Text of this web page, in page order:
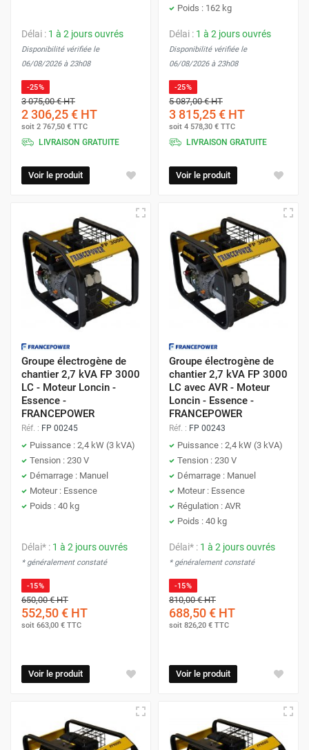
Délai : 1 à 2 jours ouvrés
Disponibilité vérifiée le
06/08/2026 à 23h08
-25%
3 075,00 €HT
2 306,25 € HT
soit 2 767,50 € TTC
LIVRAISON GRATUITE
Voir le produit
Poids : 162 kg
Délai : 1 à 2 jours ouvrés
Disponibilité vérifiée le
06/08/2026 à 23h08
-25%
5 087,00 €HT
3 815,25 € HT
soit 4 578,30 € TTC
LIVRAISON GRATUITE
Voir le produit
Groupe électrogène de
chantier 2,7 kVA FP 3000
LC - Moteur Loncin -
Essence -
FRANCEPOWER
Réf. : FP 00245
Puissance : 2,4 kW (3 kVA)
Tension : 230 V
Démarrage : Manuel
Moteur : Essence
Poids : 40 kg
Délai* : 1 à 2 jours ouvrés
* généralement constaté
-15%
650,00 €HT
552,50 € HT
soit 663,00 € TTC
Voir le produit
Groupe électrogène de
chantier 2,7 kVA FP 3000
LC avec AVR - Moteur
Loncin - Essence -
FRANCEPOWER
Réf. : FP 00243
Puissance : 2,4 kW (3 kVA)
Tension : 230 V
Démarrage : Manuel
Moteur : Essence
Régulation : AVR
Poids : 40 kg
Délai* : 1 à 2 jours ouvrés
* généralement constaté
-15%
810,00 €HT
688,50 € HT
soit 826,20 € TTC
Voir le produit